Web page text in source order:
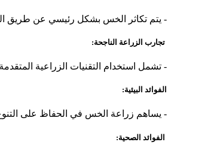
- يتم تكاثر الخس بشكل رئيسي عن طريق
تجارب الزراعة الناجحة:
- تشمل استخدام التقنيات الزراعية
الفوائد البيئية:
- يساهم زراعة الخس في الحفاظ على
الفوائد الصحية: